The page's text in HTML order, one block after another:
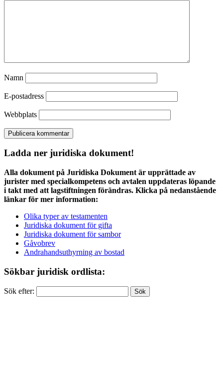
Namn
E-postadress
Webbplats
Ladda ner juridiska dokument!
Alla dokument på Juridiska Dokument är upprättade av
jurister med specialkompetens och avtalen uppdateras löpande
i takt med att lagstiftningen förändras. Klicka på nedanstående
länkar för mer information:
Olika typer av testamenten
Juridiska dokument för gifta
Juridiska dokument för sambor
Gåvobrev
Andrahandsuthyrning av bostad
Sökbar juridisk ordlista:
Sök efter: